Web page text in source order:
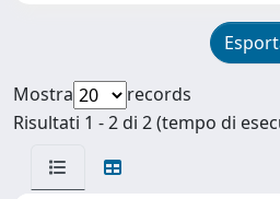
Mostra
records
Risultati 1 - 2 di 2 (tempo di